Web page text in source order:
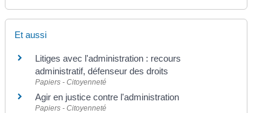
Et aussi
Litiges avec l'administration : recours
administratif, défenseur des droits
Papiers - Citoyenneté
Agir en justice contre l'administration
Papiers - Citoyenneté